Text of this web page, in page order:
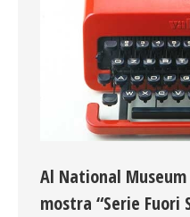
Al National
mostra “Serie Fuori